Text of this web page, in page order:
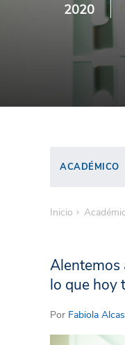
2020
ACADÉMICO
Inicio
Alentemos
lo que hoy
Por Fabiola Alcas